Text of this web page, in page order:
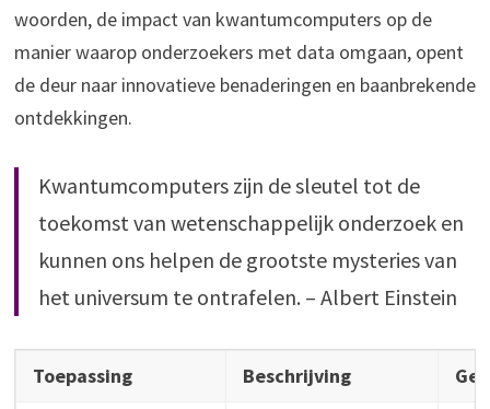
woorden, de impact van kwantumcomputers op de
manier waarop onderzoekers met data omgaan, opent
de deur naar innovatieve benaderingen en baanbrekende
ontdekkingen.
Kwantumcomputers zijn de sleutel tot de
toekomst van wetenschappelijk onderzoek en
kunnen ons helpen de grootste mysteries van
het universum te ontrafelen. – Albert Einstein
Toepassing Beschrijving